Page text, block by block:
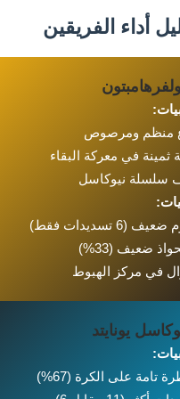
أداء الفريقين
منظم ومرصوص
ثمينة في معركة البقاء
سلسلة نيوكاسل
(6 تسديدات فقط)
ضعيف (33%)
في مركز الهبوط
يونايتد
تامة على الكرة (67%)